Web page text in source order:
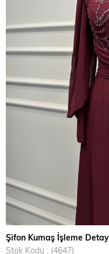
Şifon Kumaş İşleme
Stok Kodu
(4647)